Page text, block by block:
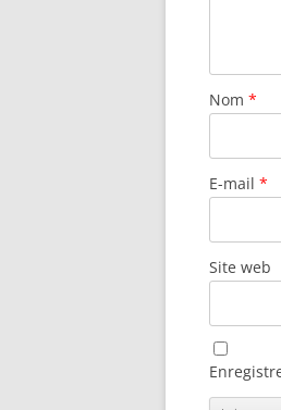
Nom *
E-mail *
Site web